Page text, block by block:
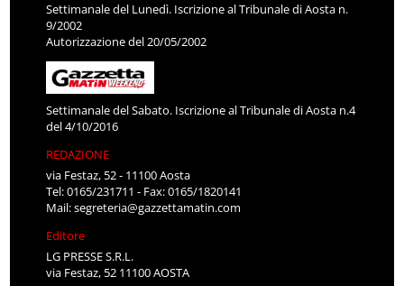
Settimanale del Lunedì. Iscrizione al Tribunale di Aosta n.
9/2002
Autorizzazione del 20/05/2002
Settimanale del Sabato. Iscrizione al Tribunale di Aosta n.4
del 4/10/2016
REDAZIONE
via Festaz, 52 - 11100 Aosta
Tel: 0165/231711 - Fax: 0165/1820141
Mail:segreteria@gazzettamatin.com
Editore
LG PRESSE S.R.L.
via Festaz, 52 11100 AOSTA